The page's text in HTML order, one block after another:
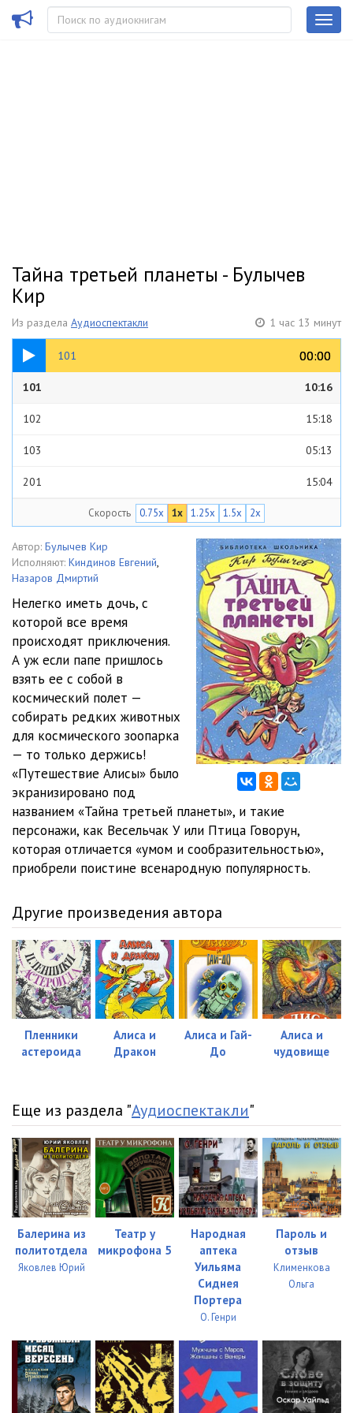
Тайна третьей планеты - Булычев
Кир
Из раздела Аудиоспектакли 1 час 13 минут
101 00:00
00:00
10:16
101 10:16
102 15:18
103 05:13
201 15:04
203 10:01
204 06:17
Скорость 0.75x 1x 1.25x 1.5x 2x
Автор: Булычев Кир
Исполняют: Киндинов Евгений,
Назаров Дмиртий
Нелегко иметь дочь, с
которой все время
происходят приключения.
А уж если папе пришлось
взять ее с собой в
космический полет —
собирать редких животных
для космического зоопарка
— то только держись!
«Путешествие Алисы» было
экранизировано под
названием «Тайна третьей планеты», и такие
персонажи, как Весельчак У или Птица Говорун,
которая отличается «умом и сообразительностью»,
приобрели поистине всенародную популярность.
Другие произведения автора
Пленники
астероида
Алиса и
Дракон
Алиса и Гай-
До
Алиса и
чудовище
Еще из раздела "Аудиоспектакли"
Балерина из
политотдела
Яковлев Юрий
Театр у
микрофона 5
Народная
аптека
Уильяма
Сиднея
Портера
О. Генри
Пароль и
отзыв
Клименкова
Ольга